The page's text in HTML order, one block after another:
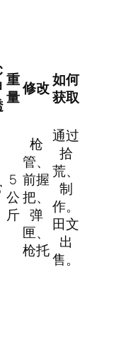
重
量修改如何
获取
5
公
斤
枪
管、
前握
把、
弹
匣、
枪托
通过
拾
荒、
制
作。
田文
出
售。